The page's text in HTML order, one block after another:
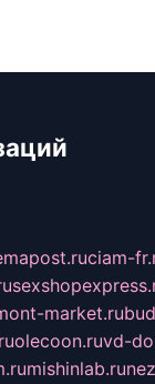
ciam-
market.ru
olecoon.ruvd-
mishinlab.ru